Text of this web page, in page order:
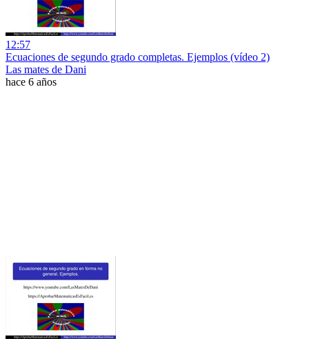
12:57
Ecuaciones de segundo grado completas. Ejemplos (vídeo 2)
Las mates de Dani
hace 6 años